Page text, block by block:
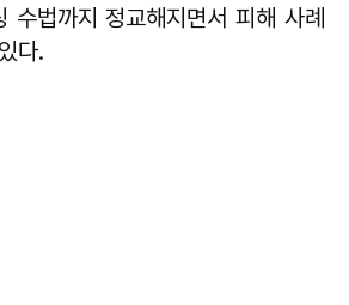
수법까지 정교해지면서 피해 사례
다.